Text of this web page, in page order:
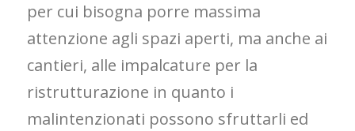
per cui bisogna porre massima
attenzione agli spazi aperti, ma anche ai
cantieri, alle impalcature per la
ristrutturazione in quanto i
malintenzionati possono sfruttarli ed